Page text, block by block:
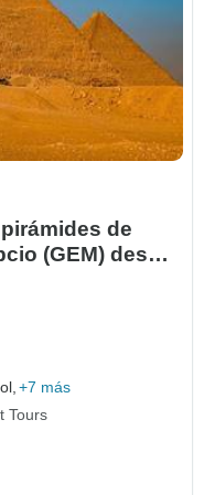
de
(GEM) desde
+7 más
Tours